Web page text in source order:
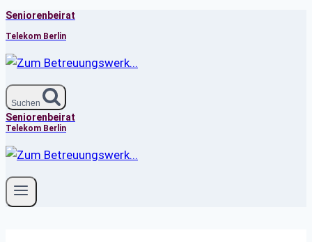
Zum
Inhalt
springen
Seniorenbeirat
Telekom Berlin
Suchen
Seniorenbeirat
Telekom Berlin